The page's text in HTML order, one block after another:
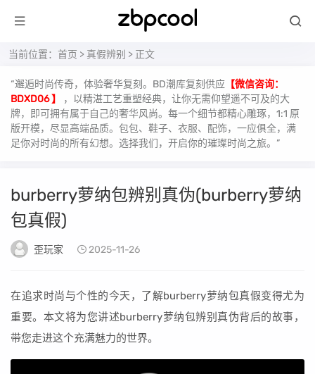
当前位置： 首页 > 真假辨别 > 正文
“邂逅时尚传奇，体验奢华复刻。BD潮库复刻供应 【微信咨询：
BDXD06 】
，以精湛工艺重塑经典，让你无需仰望遥不可及的大
牌，即可拥有属于自己的奢华风尚。每一个细节都精心雕琢，1:1 原
版开模，尽显高端品质。包包、鞋子、衣服、配饰，一应俱全，满
足你对时尚的所有幻想。选择我们，开启你的璀璨时尚之旅。”
burberry萝纳包辨别真伪(burberry萝纳
包真假)
歪玩家 2025-11-26
在追求时尚与个性的今天，了解burberry萝纳包真假变得尤为
重要。本文将为您讲述burberry萝纳包辨别真伪背后的故事，
带您走进这个充满魅力的世界。